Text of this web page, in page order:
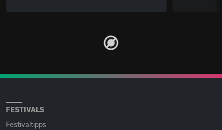
FESTIVALS
Festivaltipps